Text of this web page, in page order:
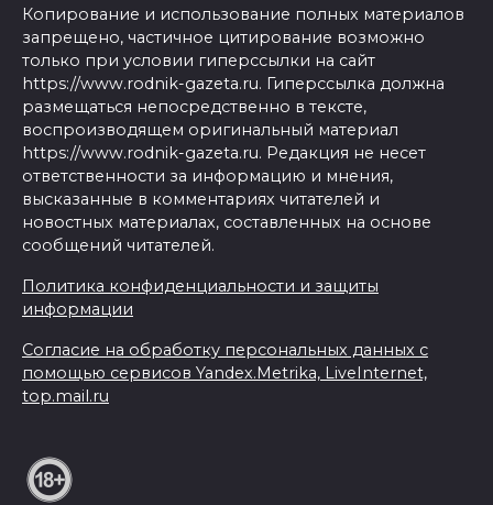
Копирование и использование полных материалов
запрещено, частичное цитирование возможно
только при условии гиперссылки на сайт
https://www.rodnik-gazeta.ru. Гиперссылка должна
размещаться непосредственно в тексте,
воспроизводящем оригинальный материал
https://www.rodnik-gazeta.ru. Редакция не несет
ответственности за информацию и мнения,
высказанные в комментариях читателей и
новостных материалах, составленных на основе
сообщений читателей.
Политика конфиденциальности и защиты
информации
Согласие на обработку персональных данных с
помощью сервисов Yandex.Metrika, LiveInternet,
top.mail.ru